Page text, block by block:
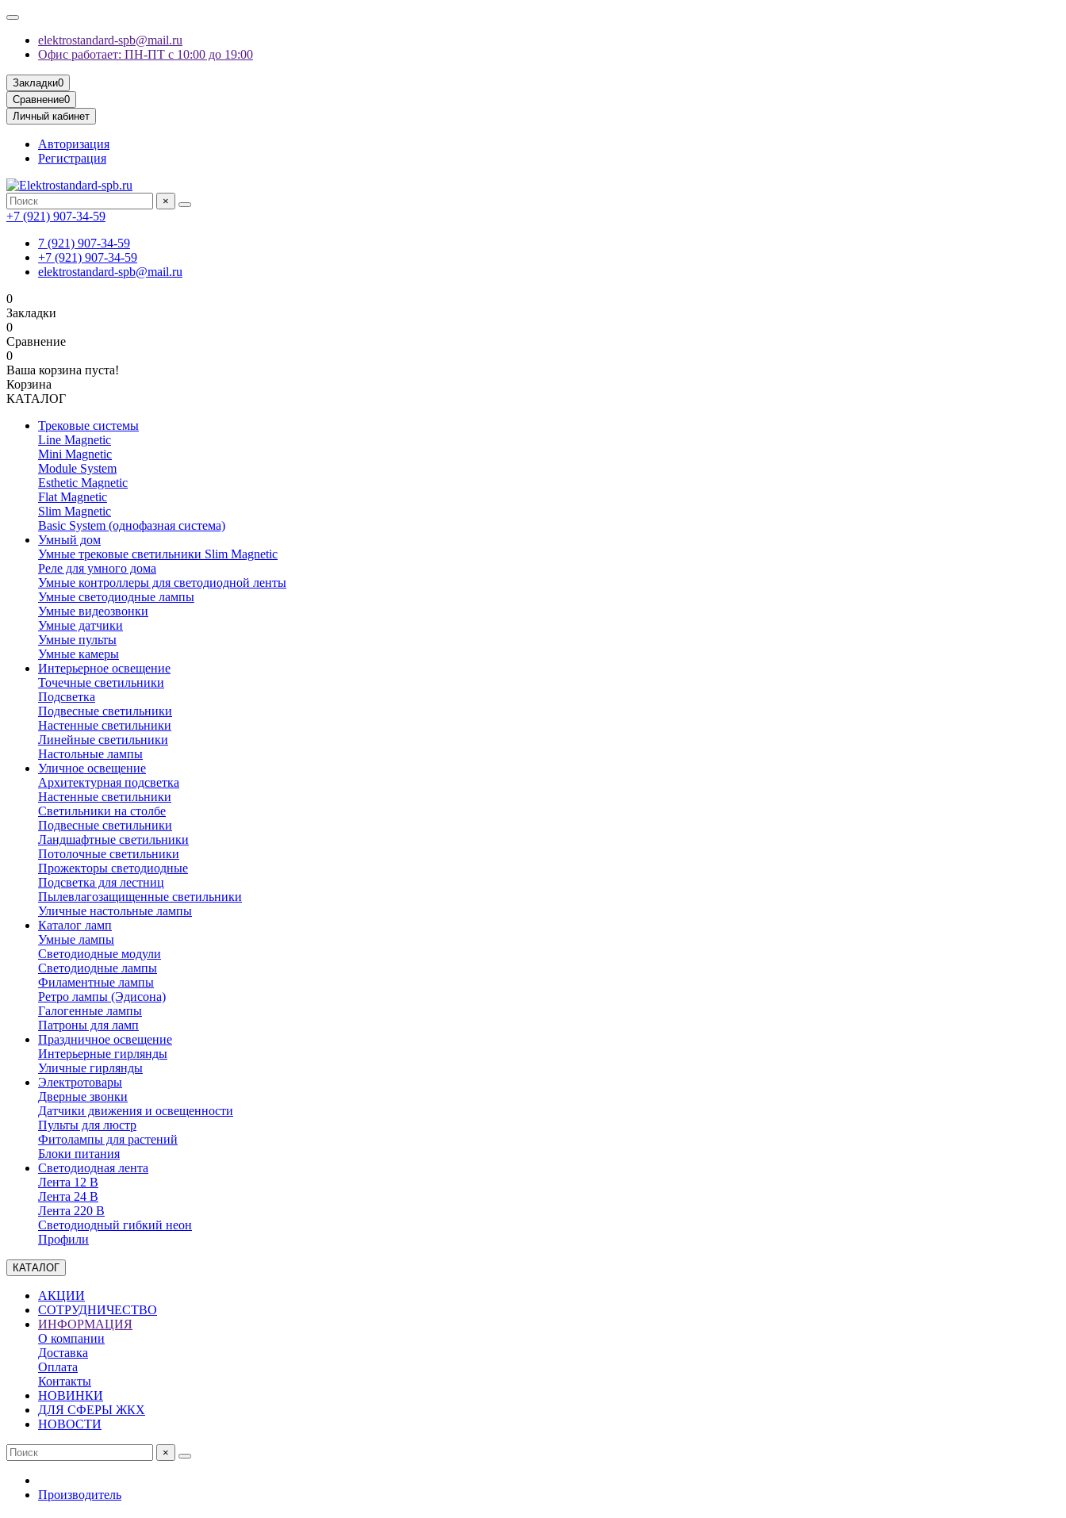
elektrostandard-spb@mail.ru
Офис работает: ПН-ПТ с 10:00 до 19:00
Закладки0
Сравнение0
Личный кабинет
Авторизация
Регистрация
×
+7 (921) 907-34-59
7 (921) 907-34-59
+7 (921) 907-34-59
elektrostandard-spb@mail.ru
0
Закладки
0
Сравнение
0
Ваша корзина пуста!
Корзина
КАТАЛОГ
Трековые системы
Line Magnetic
Mini Magnetic
Module System
Esthetic Magnetic
Flat Magnetic
Slim Magnetic
Basic System (однофазная система)
Умный дом
Умные трековые светильники Slim Magnetic
Реле для умного дома
Умные контроллеры для светодиодной ленты
Умные светодиодные лампы
Умные видеозвонки
Умные датчики
Умные пульты
Умные камеры
Интерьерное освещение
Точечные светильники
Подсветка
Подвесные светильники
Настенные светильники
Линейные светильники
Настольные лампы
Уличное освещение
Архитектурная подсветка
Настенные светильники
Светильники на столбе
Подвесные светильники
Ландшафтные светильники
Потолочные светильники
Прожекторы светодиодные
Подсветка для лестниц
Пылевлагозащищенные светильники
Уличные настольные лампы
Каталог ламп
Умные лампы
Светодиодные модули
Светодиодные лампы
Филаментные лампы
Ретро лампы (Эдисона)
Галогенные лампы
Патроны для ламп
Праздничное освещение
Интерьерные гирлянды
Уличные гирлянды
Электротовары
Дверные звонки
Датчики движения и освещенности
Пульты для люстр
Фитолампы для растений
Блоки питания
Светодиодная лента
Лента 12 В
Лента 24 В
Лента 220 В
Светодиодный гибкий неон
Профили
КАТАЛОГ
АКЦИИ
СОТРУДНИЧЕСТВО
ИНФОРМАЦИЯ
О компании
Доставка
Оплата
Контакты
НОВИНКИ
ДЛЯ СФЕРЫ ЖКХ
НОВОСТИ
×
Производитель